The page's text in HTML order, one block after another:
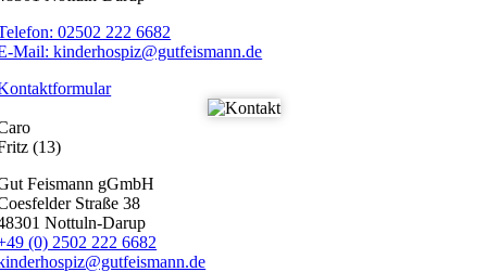
02502 222 6682
Mail: kinderhospiz@gutfeismann.de
(13)
Feismann gGmbH
Straße 38
Nottuln-Darup
(0) 2502 222 6682